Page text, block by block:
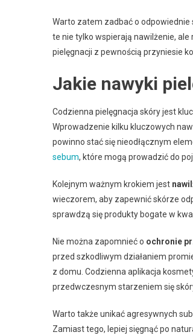
Warto zatem zadbać o odpowiednie
te nie tylko wspierają nawilżenie,
pielęgnacji z pewnością przyniesie
Jakie nawyki
Codzienna pielęgnacja skóry jest
Wprowadzenie kilku kluczowych
powinno stać się nieodłącznym
sebum, które mogą prowadzić do
Kolejnym ważnym krokiem jest
wieczorem, aby zapewnić skórze
sprawdzą się produkty bogate w
Nie można zapomnieć o ochronie
przed szkodliwym działaniem
z domu. Codzienna aplikacja
przedwczesnym starzeniem się
Warto także unikać agresywnych
Zamiast tego, lepiej sięgnąć po